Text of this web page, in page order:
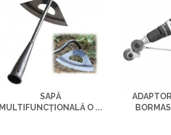
SAPĂ
MULTIFUNCȚIONALĂ O ...